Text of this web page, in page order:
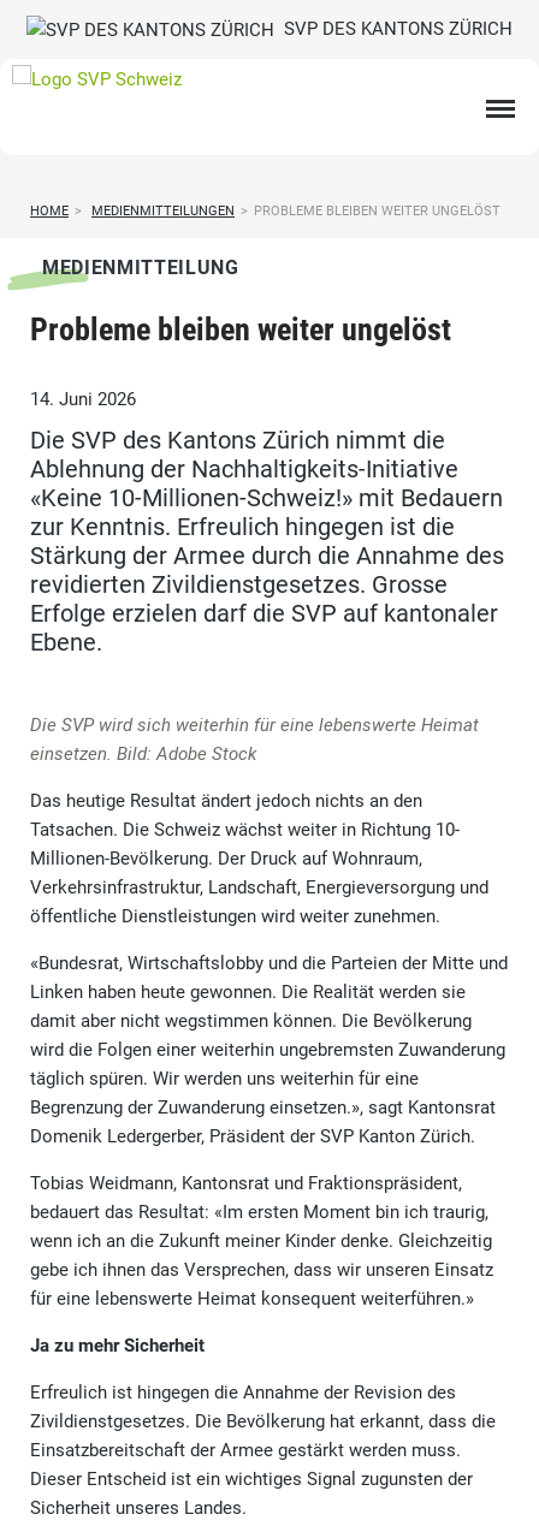
SVP DES KANTONS ZÜRICH
HOME > MEDIENMITTEILUNGEN > PROBLEME BLEIBEN WEITER UNGELÖST
MEDIENMITTEILUNG
Probleme bleiben weiter ungelöst
14. Juni 2026
Die SVP des Kantons Zürich nimmt die
Ablehnung der Nachhaltigkeits-Initiative
«Keine 10-Millionen-Schweiz!» mit Bedauern
zur Kenntnis. Erfreulich hingegen ist die
Stärkung der Armee durch die Annahme des
revidierten Zivildienstgesetzes. Grosse
Erfolge erzielen darf die SVP auf kantonaler
Ebene.
Die SVP wird sich weiterhin für eine lebenswerte Heimat
einsetzen. Bild: Adobe Stock
Das heutige Resultat ändert jedoch nichts an den
Tatsachen. Die Schweiz wächst weiter in Richtung 10-
Millionen-Bevölkerung. Der Druck auf Wohnraum,
Verkehrsinfrastruktur, Landschaft, Energieversorgung und
öffentliche Dienstleistungen wird weiter zunehmen.
«Bundesrat, Wirtschaftslobby und die Parteien der Mitte und
Linken haben heute gewonnen. Die Realität werden sie
damit aber nicht wegstimmen können. Die Bevölkerung
wird die Folgen einer weiterhin ungebremsten Zuwanderung
täglich spüren. Wir werden uns weiterhin für eine
Begrenzung der Zuwanderung einsetzen.», sagt Kantonsrat
Domenik Ledergerber, Präsident der SVP Kanton Zürich.
Tobias Weidmann, Kantonsrat und Fraktionspräsident,
bedauert das Resultat: «Im ersten Moment bin ich traurig,
wenn ich an die Zukunft meiner Kinder denke. Gleichzeitig
gebe ich ihnen das Versprechen, dass wir unseren Einsatz
für eine lebenswerte Heimat konsequent weiterführen.»
Ja zu mehr Sicherheit
Erfreulich ist hingegen die Annahme der Revision des
Zivildienstgesetzes. Die Bevölkerung hat erkannt, dass die
Einsatzbereitschaft der Armee gestärkt werden muss.
Dieser Entscheid ist ein wichtiges Signal zugunsten der
Sicherheit unseres Landes.